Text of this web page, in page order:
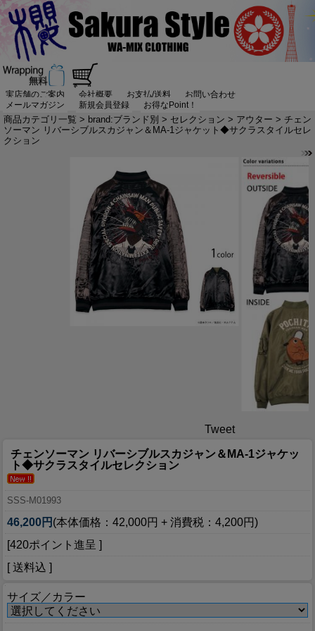
実店舗のご案内 会社概要 お支払/送料
お問い合わせ
メールマガジン
新規会員登録 お得なPoint！
商品カテゴリ一覧 > brand:ブランド別 > セレクション > アウター > チェン
ソーマン リバーシブルスカジャン＆MA-1ジャケット◆サクラスタイルセレ
クション
Tweet
チェンソーマン リバーシブルスカジャン＆MA-1ジャケッ
ト◆サクラスタイルセレクション
SSS-M01993
46,200円 (本体価格：42,000円 + 消費税：4,200円)
[420ポイント進呈 ]
[ 送料込 ]
サイズ／カラー